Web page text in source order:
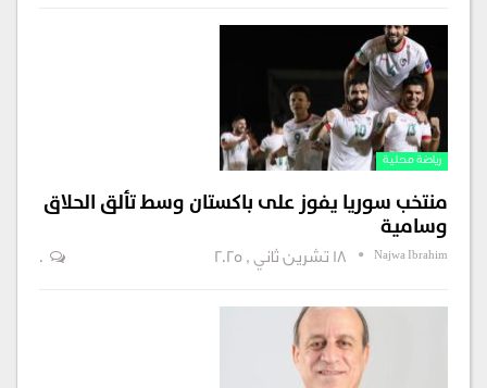
رياضة محلية
منتخب سوريا يفوز على باكستان وسط تألق الحلاق
وسامية
Najwa Ibrahim 18 تشرين ثاني , 2025 0